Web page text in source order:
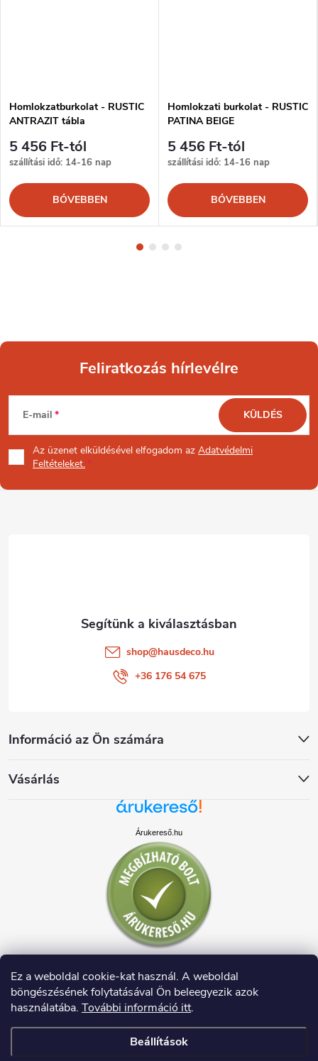
Ez a weboldal cookie-kat használ. A weboldal
böngészésének folytatásával Ön beleegyezik azok
használatába. További információ itt.
Beállítások
Homlokzatburkolat - RUSTIC
ANTRAZIT tábla
5 456 Ft-tól
szállítási idő: 14-16 nap
BŐVEBBEN
Homlokzati burkolat - RUSTIC
PATINA BEIGE
5 456 Ft-tól
szállítási idő: 14-16 nap
BŐVEBBEN
L
á
b
Feliratkozás hírlevélre
E-mail
Az üzenet elküldésével elfogadom az Adatvédelmi
Feltételeket.
KÜLDÉS
Információ az Ön számára
Vásárlás
shop@hausdeco.hu
+36 176 54 675
Árukereső.hu